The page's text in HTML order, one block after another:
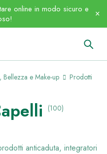
online in modo sicuro e
Bellezza e Make-up
Prodotti
(100)
anticaduta, integratori